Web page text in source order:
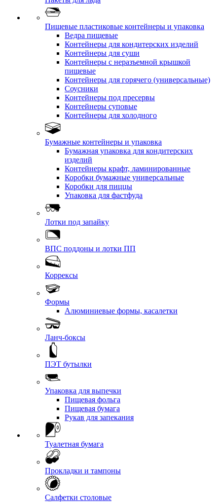
Пищевые пластиковые контейнеры и упаковка
Ведра пищевые
Контейнеры для кондитерских изделий
Контейнеры для суши
Контейнеры с неразъемной крышкой
пищевые
Контейнеры для горячего (универсальные)
Соусники
Контейнеры под пресервы
Контейнеры суповые
Контейнеры для холодного
Бумажные контейнеры и упаковка
Бумажная упаковка для кондитерских
изделий
Контейнеры крафт, ламинированные
Коробки бумажные универсальные
Коробки для пиццы
Упаковка для фастфуда
Лотки под запайку
ВПС поддоны и лотки ПП
Коррексы
Формы
Алюминиевые формы, касалетки
Ланч-боксы
ПЭТ бутылки
Упаковка для выпечки
Пищевая фольга
Пищевая бумага
Рукав для запекания
Туалетная бумага
Прокладки и тампоны
Салфетки столовые